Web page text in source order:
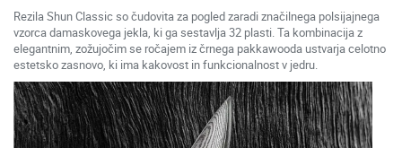
Rezila Shun Classic so čudovita za pogled zaradi značilnega polsijajnega
vzorca damaskovega jekla, ki ga sestavlja 32 plasti. Ta kombinacija z
elegantnim, zožujočim se ročajem iz črnega pakkawooda ustvarja celotno
estetsko zasnovo, ki ima kakovost in funkcionalnost v jedru.